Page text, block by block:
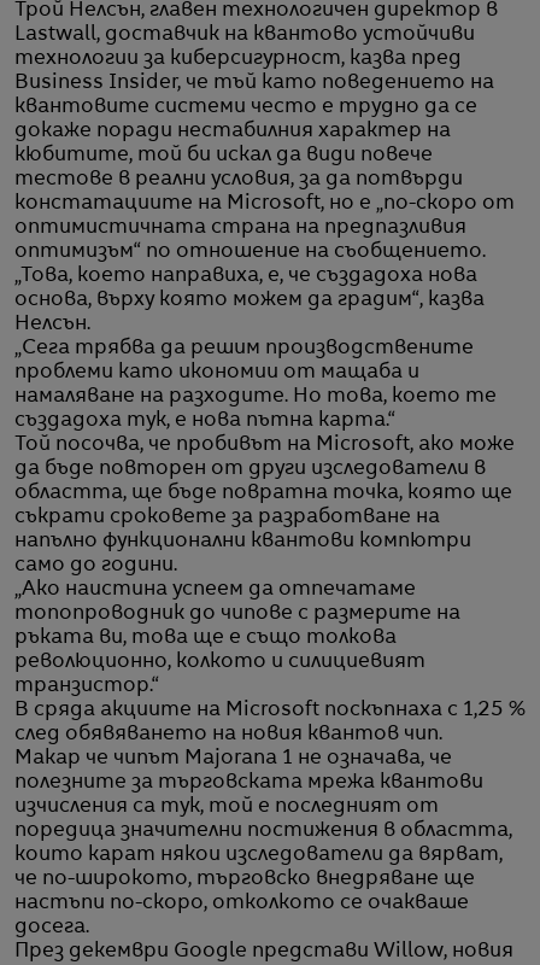
Трой Нелсън, главен технологичен директор в
Lastwall, доставчик на квантово устойчиви
технологии за киберсигурност, казва пред
Business Insider, че тъй като поведението на
квантовите системи често е трудно да се
докаже поради нестабилния характер на
кюбитите, той би искал да види повече
тестове в реални условия, за да потвърди
констатациите на Microsoft, но е „по-скоро от
оптимистичната страна на предпазливия
оптимизъм“ по отношение на съобщението.
„Това, което направиха, е, че създадоха нова
основа, върху която можем да градим“, казва
Нелсън.
„Сега трябва да решим производствените
проблеми като икономии от мащаба и
намаляване на разходите. Но това, което те
създадоха тук, е нова пътна карта.“
Той посочва, че пробивът на Microsoft, ако може
да бъде повторен от други изследователи в
областта, ще бъде повратна точка, която ще
съкрати сроковете за разработване на
напълно функционални квантови компютри
само до години.
„Ако наистина успеем да отпечатаме
топопроводник до чипове с размерите на
ръката ви, това ще е също толкова
революционно, колкото и силициевият
транзистор.“
В сряда акциите на Microsoft поскъпнаха с 1,25 %
след обявяването на новия квантов чип.
Макар че чипът Majorana 1 не означава, че
полезните за търговската мрежа квантови
изчисления са тук, той е последният от
поредица значителни постижения в областта,
които карат някои изследователи да вярват,
че по-широкото, търговско внедряване ще
настъпи по-скоро, отколкото се очакваше
досега.
През декември Google представи Willow, новия